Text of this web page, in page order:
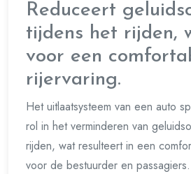
Reduceert
tijdens het rijden,
voor een
rijervaring.
Het uitlaatsysteem van een auto
rol in het verminderen van
rijden, wat resulteert in een
voor de bestuurder en